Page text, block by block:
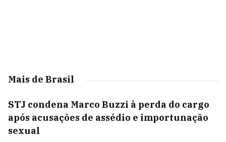
Mais de Brasil
STJ condena Marco Buzzi à perda do cargo
após acusações de assédio e importunação
sexual